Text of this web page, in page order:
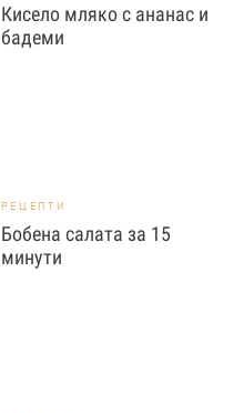
Кисело мляко с ананас и
бадеми
РЕЦЕПТИ
Бобена салата за 15
минути